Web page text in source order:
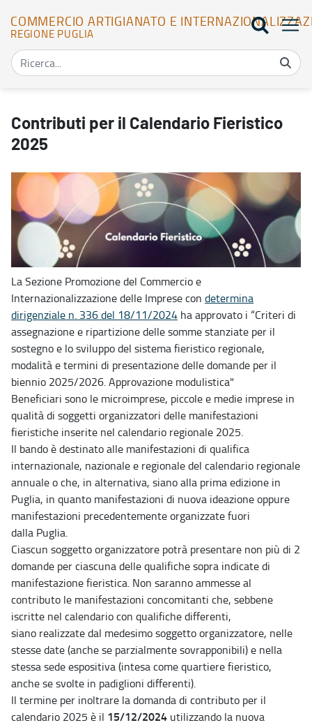
COMMERCIO ARTIGIANATO E
REGIONE PUGLIA
Contributi per il Calendario Fieristico
2025
La Sezione Promozione del Commercio e
Internazionalizzazione delle Imprese con determina
dirigenziale n. 336 del 18/11/2024 ha approvato i “Criteri di
assegnazione e ripartizione delle somme stanziate per il
sostegno e lo sviluppo del sistema fieristico regionale,
modalità e termini di presentazione delle domande per il
biennio 2025/2026. Approvazione modulistica"
Beneficiari sono le microimprese, piccole e medie imprese in
qualità di soggetti organizzatori delle manifestazioni
fieristiche inserite nel calendario regionale 2025.
Il bando è destinato alle manifestazioni di qualifica
internazionale, nazionale e regionale del calendario regionale
annuale o che, in alternativa, siano alla prima edizione in
Puglia, in quanto manifestazioni di nuova ideazione oppure
manifestazioni precedentemente organizzate fuori
dalla Puglia.
Ciascun soggetto organizzatore potrà presentare non più di 2
domande per ciascuna delle qualifiche sopra indicate di
manifestazione fieristica. Non saranno ammesse al
contributo le manifestazioni concomitanti che, sebbene
iscritte nel calendario con qualifiche differenti,
siano realizzate dal medesimo soggetto organizzatore, nelle
stesse date (anche se parzialmente sovrapponibili) e nella
stessa sede espositiva (intesa come quartiere fieristico,
anche se svolte in padiglioni differenti).
Il termine per inoltrare la domanda di contributo per il
calendario 2025 è il 15/12/2024 utilizzando la nuova